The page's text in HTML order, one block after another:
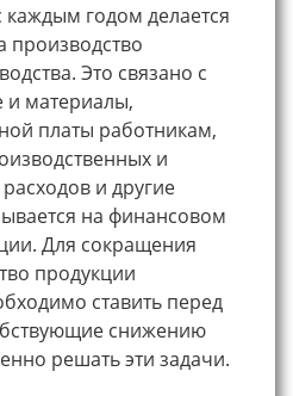
годом делается
производство
Это связано с
и материалы,
платы работникам,
и
и другие
на финансовом
Для сокращения
продукции
ставить перед
снижению
решать эти задачи.